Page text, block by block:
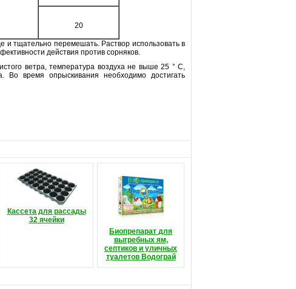
20
и тщательно перемешать. Раствор использовать в
действия против сорняков.
ветра, температура воздуха не выше 25 ° С,
время опрыскивания необходимо достигать
Кассета для рассады
32 ячейки
Биопрепарат для
выгребных ям,
септиков и уличных
туалетов Водограй